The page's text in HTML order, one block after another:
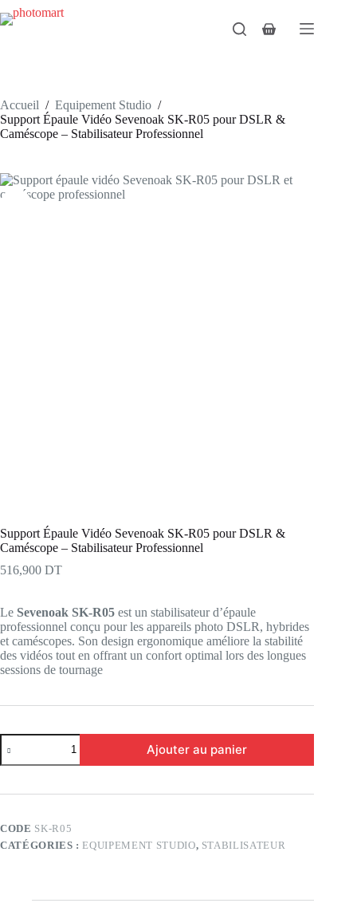
Passer
au
Panier
Accueil / Equipement Studio /
Support Épaule Vidéo Sevenoak SK-R05 pour DSLR &
Caméscope – Stabilisateur Professionnel
Support Épaule Vidéo Sevenoak SK-R05 pour DSLR &
Caméscope – Stabilisateur Professionnel
516,900 DT
Le Sevenoak SK-R05 est un stabilisateur d’épaule
professionnel conçu pour les appareils photo DSLR, hybrides
et caméscopes. Son design ergonomique améliore la stabilité
des vidéos tout en offrant un confort optimal lors des longues
sessions de tournage
quantité
de
Support
Vidéo
R05
pour
Ajouter au panier
CODE SK-R05
CATÉGORIES :EQUIPEMENT STUDIO, STABILISATEUR